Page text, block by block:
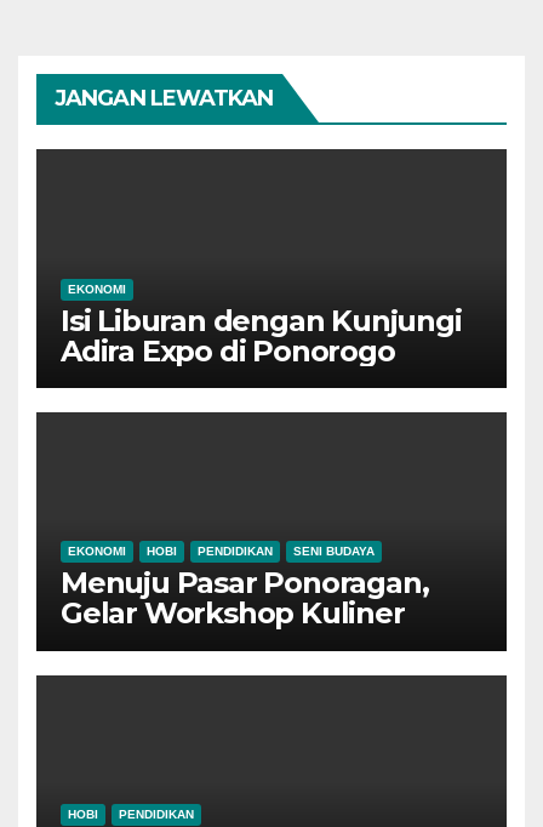
JANGAN LEWATKAN
EKONOMI
Isi Liburan dengan Kunjungi
Adira Expo di Ponorogo
EKONOMI HOBI PENDIDIKAN SENI BUDAYA
Menuju Pasar Ponoragan,
Gelar Workshop Kuliner
Tradisional Ponorogo
HOBI PENDIDIKAN